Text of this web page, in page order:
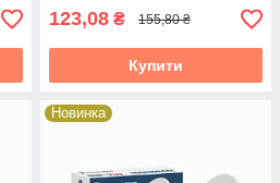
123,08 ₴ 155,80 ₴
Купити
Новинка